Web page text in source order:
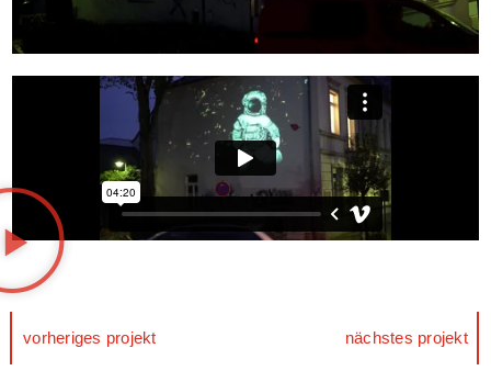
vorheriges projekt nächstes projekt